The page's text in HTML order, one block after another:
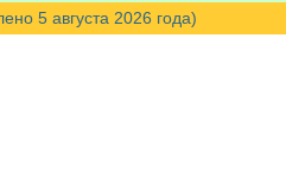
5 августа 2026 года)